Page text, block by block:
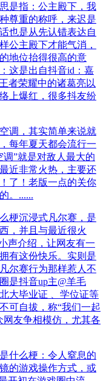
是指：公主殿下，我
尊重的称呼，来迟是
也是从先认错表达自
公主殿下才能气消，
地位抬得很高的意
这是出自抖音id：嘉
者荣耀中的诸葛亮以
上爆红，很多抖友纷
调，其实简单来说就
每年夏天都会流行一
”就是对敌人最大的
近非常火热，主要还
了！老版一点的关你
。......
梗沉浸式凡尔赛，是
，并且与最近很火
声介绍，让网友有一
有这份快乐。实则是
尔赛行为那样惹人不
是抖音up主@羊毛
大毕业证 、学位证等
可自拔，称“我们一起
友争相模仿，尤其各
什么梗：令人窒息的
的游戏操作方式，或